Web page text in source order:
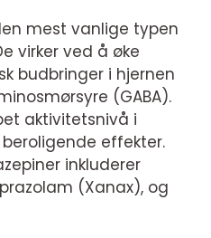
mest vanlige typen
virker ved å øke
budbringer i hjernen
(GABA).
aktivitetsnivå i
effekter.
inkluderer
(Xanax), og